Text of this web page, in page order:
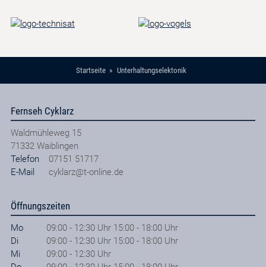
Startseite Unterhaltungselektonik
Fernseh Cyklarz
Waldmühleweg 15
71332 Waiblingen
Telefon
07151 51717
E-Mail
cyklarz@t-online.de
Öffnungszeiten
Mo
09:00 - 12:30 Uhr 15:00 - 18:00 Uhr
Di
09:00 - 12:30 Uhr 15:00 - 18:00 Uhr
Mi
09:00 - 12:30 Uhr